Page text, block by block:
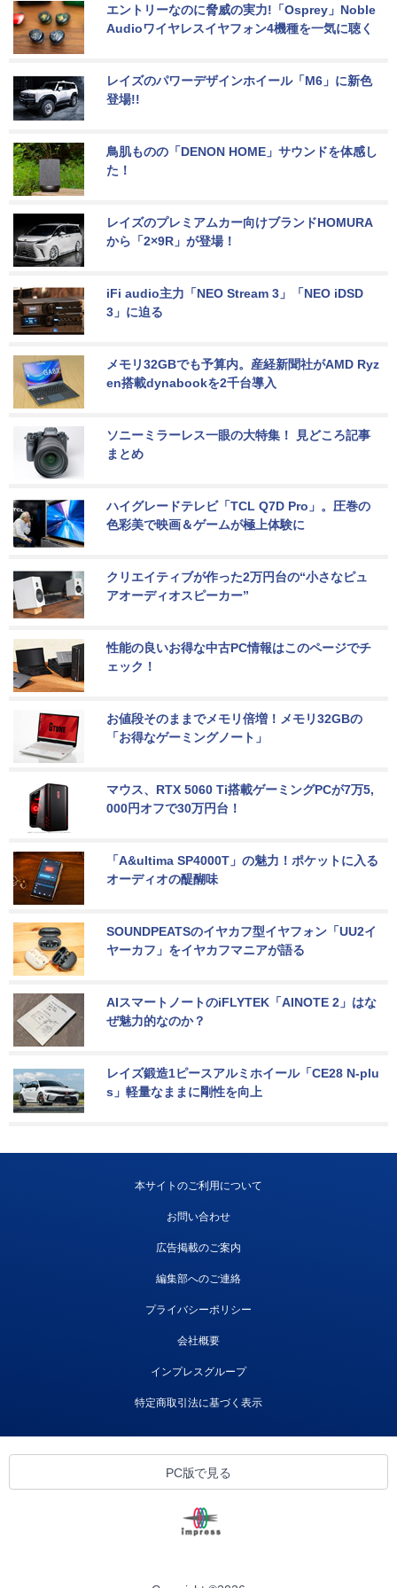
エントリーなのに脅威の実力!「Osprey」Noble
Audioワイヤレスイヤフォン4機種を一気に聴く
レイズのパワーデザインホイール「M6」に新色
登場!!
鳥肌ものの「DENON HOME」サウンドを体感し
た！
レイズのプレミアムカー向けブランドHOMURA
から「2×9R」が登場！
iFi audio主力「NEO Stream 3」「NEO iDSD
3」に迫る
メモリ32GBでも予算内。産経新聞社がAMD Ryz
en搭載dynabookを2千台導入
ソニーミラーレス一眼の大特集！ 見どころ記事
まとめ
ハイグレードテレビ「TCL Q7D Pro」。圧巻の
色彩美で映画＆ゲームが極上体験に
クリエイティブが作った2万円台の“小さなピュ
アオーディオスピーカー”
性能の良いお得な中古PC情報はこのページでチ
ェック！
お値段そのままでメモリ倍増！メモリ32GBの
「お得なゲーミングノート」
マウス、RTX 5060 Ti搭載ゲーミングPCが7万5,
000円オフで30万円台！
「A&ultima SP4000T」の魅力！ポケットに入る
オーディオの醍醐味
SOUNDPEATSのイヤカフ型イヤフォン「UU2イ
ヤーカフ」をイヤカフマニアが語る
AIスマートノートのiFLYTEK「AINOTE 2」はな
ぜ魅力的なのか？
レイズ鍛造1ピースアルミホイール「CE28 N-plu
s」軽量なままに剛性を向上
本サイトのご利用について
お問い合わせ
広告掲載のご案内
編集部へのご連絡
プライバシーポリシー
会社概要
インプレスグループ
特定商取引法に基づく表示
PC版で見る